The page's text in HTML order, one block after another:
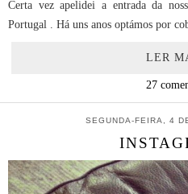
Certa vez apelidei a entrada da
Portugal . Há uns anos optámos por
LER
27
SEGUNDA-FEIRA, 4